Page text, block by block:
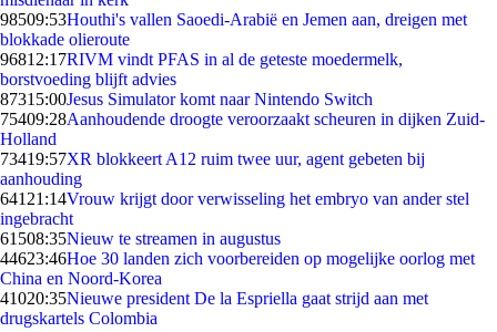
98509:53Houthi's vallen Saoedi-Arabië en Jemen aan, dreigen met
blokkade olieroute
96812:17RIVM vindt PFAS in al de geteste moedermelk,
borstvoeding blijft advies
87315:00Jesus Simulator komt naar Nintendo Switch
75409:28Aanhoudende droogte veroorzaakt scheuren in dijken Zuid-
Holland
73419:57XR blokkeert A12 ruim twee uur, agent gebeten bij
aanhouding
641 21:14Vrouw krijgt door verwisseling het embryo van ander stel
ingebracht
61508:35Nieuw te streamen in augustus
44623:46Hoe 30 landen zich voorbereiden op mogelijke oorlog met
China en Noord-Korea
41020:35Nieuwe president De la Espriella gaat strijd aan met
drugskartels Colombia